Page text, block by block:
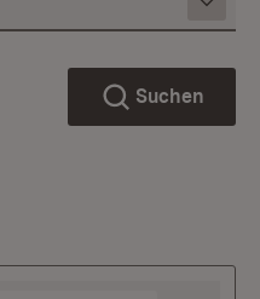
Suchen